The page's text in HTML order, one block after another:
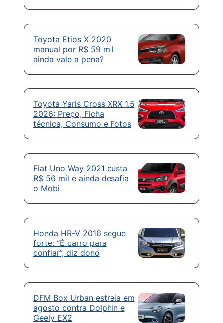
Toyota Etios X 2020
manual por R$ 59 mil
ainda vale a pena?
Toyota Yaris Cross XRX 1.5
2026: Preço, Ficha
técnica, Consumo e Fotos
Fiat Uno Way 2021 custa
R$ 56 mil e ainda desafia
o Mobi
Honda HR-V 2016 segue
forte: “É carro para
confiar”, diz dono
DFM Box Urban estreia em
agosto contra Dolphin e
Geely EX2